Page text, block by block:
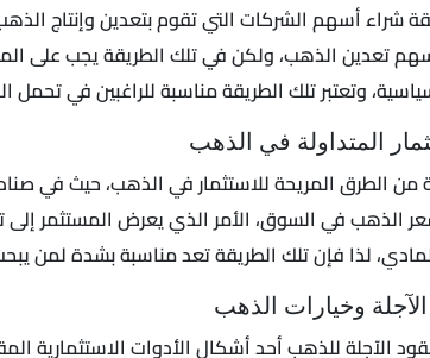
شراء أسهم الشركات التي تقوم بتعدين وإنتاج
تعدين الذهب، ولكن في تلك الطريقة يجب على
وتعتبر تلك الطريقة مناسبة للراغبين في تحمل
المتداولة في الذهب
من الطرق المريحة للاستثمار في الذهب، حيث في
الذهب في السوق، الأمر الذي يعرض المستثمر
لذا فإن تلك الطريقة تعد مناسبة بشدة لمن
وخيارات الذهب
الآجلة للذهب أحد أشكال الأدوات